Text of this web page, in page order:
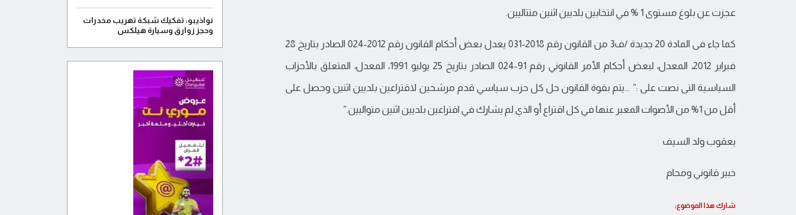
عجزت عن بلوغ مستوى 1 % في انتخابين بلديين اثنين متتاليين.
كما جاء فى المادة 20 جديدة /ف3 من القانون رقم 2018-031 يعدل بعض أحكام القانون رقم 2012-024 الصادر بتاريخ 28
فبراير 2012، المعدل، لبعض أحكام الأمر القانوني رقم 91-024 الصادر بتاريخ 25 يوليو 1991، المعدل، المتعلق بالأحزاب
السياسية التى نصت على :” …يتم بقوة القانون حل كل حزب سياسي قدم مرشحين لاقتراعين بلديين اثنين وحصل على
أقل من 1% من الأصوات المعبر عنها في كل اقتراع أو الذي لم يشارك في اقتراعين بلديين اثنين متواليين.”
يعقوب ولد السيف
خبير قانوني ومحام
شارك هذا الموضوع:
نواذيبو: تفكيك شبكة تهريب مخدرات
وحجز زوارق وسيارة هيلكس